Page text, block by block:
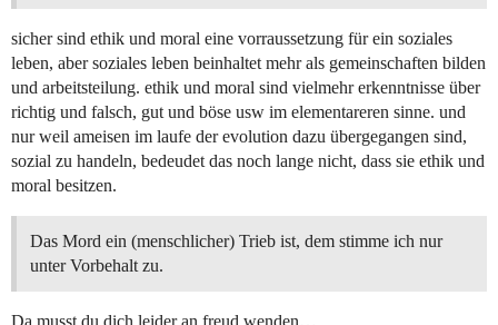
sicher sind ethik und moral eine vorraussetzung für ein soziales
leben, aber soziales leben beinhaltet mehr als gemeinschaften bilden
und arbeitsteilung. ethik und moral sind vielmehr erkenntnisse über
richtig und falsch, gut und böse usw im elementareren sinne. und
nur weil ameisen im laufe der evolution dazu übergegangen sind,
sozial zu handeln, bedeudet das noch lange nicht, dass sie ethik und
moral besitzen.
Das Mord ein (menschlicher) Trieb ist, dem stimme ich nur
unter Vorbehalt zu.
Da musst du dich leider an freud wenden…